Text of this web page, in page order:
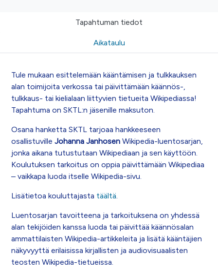
Tapahtuman tiedot
Aikataulu
Tule mukaan esittelemään kääntämisen ja tulkkauksen
alan toimijoita verkossa tai päivittämään käännös-,
tulkkaus- tai kielialaan liittyvien tietueita Wikipediassa!
Tapahtuma on SKTL:n jäsenille maksuton.
Osana hanketta SKTL tarjoaa hankkeeseen
osallistuville Johanna Janhosen Wikipedia-luentosarjan,
jonka aikana tutustutaan Wikipediaan ja sen käyttöön.
Koulutuksen tarkoitus on oppia päivittämään Wikipediaa
– vaikkapa luoda itselle Wikipedia-sivu.
Lisätietoa kouluttajasta täältä.
Luentosarjan tavoitteena ja tarkoituksena on yhdessä
alan tekijöiden kanssa luoda tai päivittää käännösalan
ammattilaisten Wikipedia-artikkeleita ja lisätä kääntäjien
näkyvyyttä erilaisissa kirjallisten ja audiovisuaalisten
teosten Wikipedia-tietueissa.